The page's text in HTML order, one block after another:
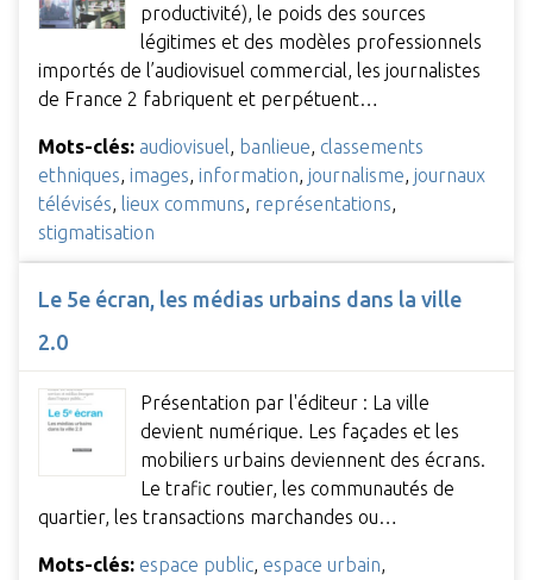
productivité), le poids des sources
légitimes et des modèles professionnels
importés de l’audiovisuel commercial, les journalistes
de France 2 fabriquent et perpétuent…
Mots-clés: audiovisuel banlieue classements
ethniques images information journalisme journaux
télévisés
lieux communs représentations
stigmatisation
Le 5e écran, les médias urbains dans la ville
2.0
Présentation par l'éditeur : La ville
devient numérique. Les façades et les
mobiliers urbains deviennent des écrans.
Le trafic routier, les communautés de
quartier, les transactions marchandes ou…
Mots-clés: espace public, espace urbain,